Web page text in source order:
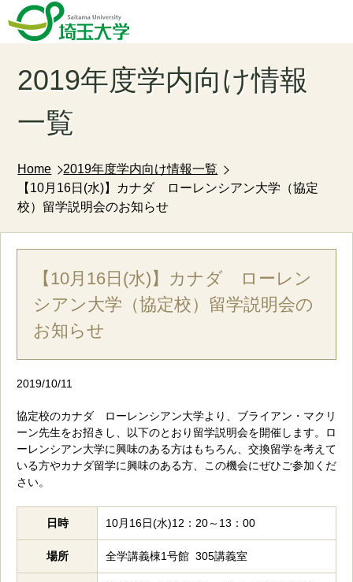
2019年度学内向け情報
一覧
Home
2019年度学内向け情報一覧
【10月16日(水)】カナダ ローレンシアン大学（協定
校）留学説明会のお知らせ
【10月16日(水)】カナダ ローレン
シアン大学（協定校）留学説明会の
お知らせ
2019/10/11
協定校のカナダ ローレンシアン大学より、ブライアン・マクリ
ーン先生をお招きし、以下のとおり留学説明会を開催します。ロ
ーレンシアン大学に興味のある方はもちろん、交換留学を考えて
いる方やカナダ留学に興味のある方、この機会にぜひご参加くだ
さい。
日時 10月16日(水)12：20～13：00
場所 全学講義棟1号館 305講義室